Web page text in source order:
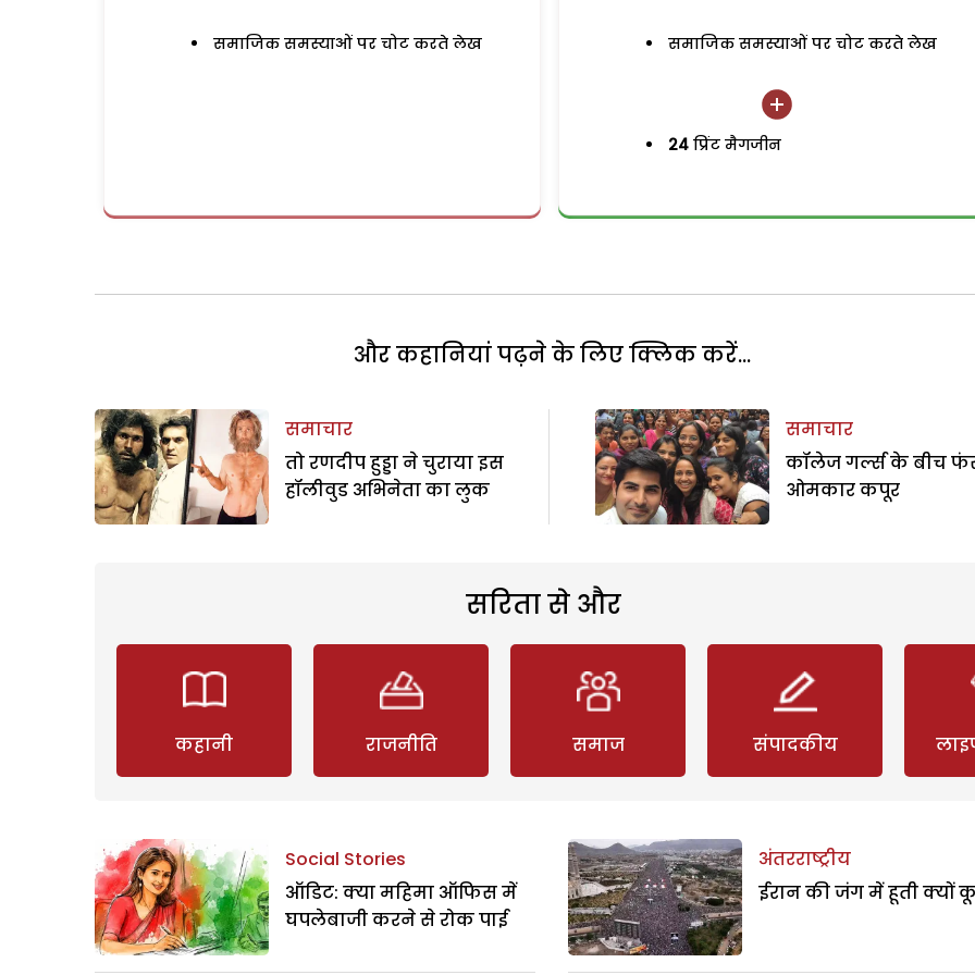
समाजिक समस्याओं पर चोट करते लेख समाजिक समस्याओं पर चोट करते लेख
24 प्रिंट मैगजीन
और कहानियां पढ़ने के लिए क्लिक करें...
समाचार
तो रणदीप हुड्डा ने चुराया इस
हॉलीवुड अभिनेता का लुक
समाचार
कॉलेज गर्ल्स के बीच
ओमकार कपूर
सरिता से और
कहानी राजनीति समाज संपादकीय
Social Stories
ऑडिट: क्या महिमा ऑफिस में
घपलेबाजी करने से रोक पाई
अंतरराष्ट्रीय
ईरान की जंग में हूती क्यों